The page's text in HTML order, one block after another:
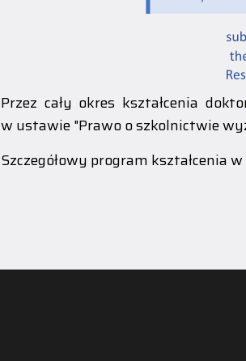
Przez cały okres kształcenia
w ustawie "Prawo o szkolnictwie
Szczegółowy program kształcenia w